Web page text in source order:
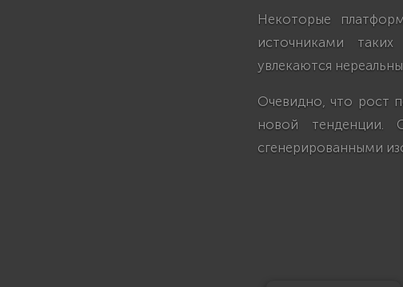
Некоторые
источниками
увлекаются
Очевидно, что рост
новой тенденции.
сгенерированными